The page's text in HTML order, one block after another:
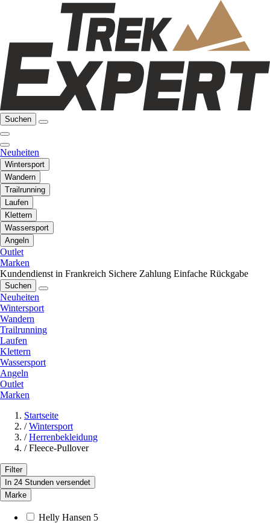
Suchen
Neuheiten
Wintersport
Wandern
Trailrunning
Laufen
Klettern
Wassersport
Angeln
Outlet
Marken
Kundendienst in Frankreich Sichere Zahlung Einfache Rückgabe
Suchen
Neuheiten
Wintersport
Wandern
Trailrunning
Laufen
Klettern
Wassersport
Angeln
Outlet
Marken
Startseite
/ Wintersport
/ Herrenbekleidung
/ Fleece-Pullover
Filter
In 24 Stunden versendet
Marke
Helly Hansen 5